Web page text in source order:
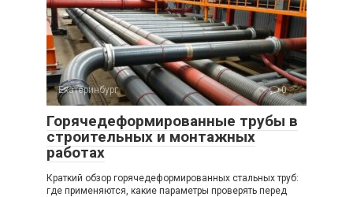
Екатеринбург 0
Горячедеформированные трубы в
строительных и монтажных
работах
Краткий обзор горячедеформированных стальных труб:
где применяются, какие параметры проверять перед